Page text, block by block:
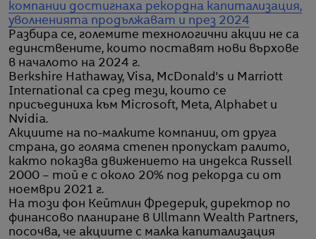
компании достигнаха рекордна капитализация,
уволненията продължават и през 2024
Разбира се, големите технологични акции не са
единствените, които поставят нови върхове
в началото на 2024 г.
Berkshire Hathaway, Visa, McDonald's и Marriott
International са сред тези, които се
присъединиха към Microsoft, Meta, Alphabet и
Nvidia.
Акциите на по-малките компании, от друга
страна, до голяма степен пропускат ралито,
както показва движението на индекса Russell
2000 – той е с около 20% под рекорда си от
ноември 2021 г.
На този фон Кейтлин Фредерик, директор по
финансово планиране в Ullmann Wealth Partners,
посочва, че акциите с малка капитализация